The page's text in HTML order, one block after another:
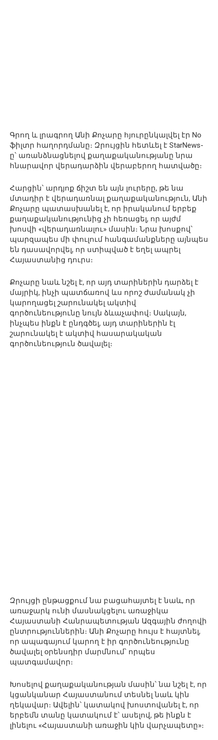
Գրող և լրագրող Անի Քոչարը հյուրընկալվել էր No
ֆիլտր հաղորդմանը։ Զրույցին հետևել է StarNews-
ը՝ առանձնացնելով քաղաքականությանը նրա
հնարավոր վերադարձին վերաբերող հատվածը։
Հարցին՝ արդյոք ճիշտ են այն լուրերը, թե նա
մտադիր է վերադառնալ քաղաքականություն, Անի
Քոչարը պատասխանել է, որ իրականում երբեք
քաղաքականությունից չի հեռացել, որ այժմ
խոսվի «վերադառնալու» մասին։ Նրա խոսքով՝
պարզապես մի փուլում հանգամանքները այնպես
են դասավորվել, որ ստիպված է եղել ապրել
Հայաստանից դուրս։
Քոչարը նաև նշել է, որ այդ տարիներին դարձել է
մայրիկ, ինչի պատճառով ևս որոշ ժամանակ չի
կարողացել շարունակել ակտիվ
գործունեությունը նույն ձևաչափով։ Սակայն,
ինչպես ինքն է ընդգծել, այդ տարիներին էլ
շարունակել է ակտիվ հասարակական
գործունեություն ծավալել։
Զրույցի ընթացքում նա բացահայտել է նաև, որ
առաջարկ ունի մասնակցելու առաջիկա
Հայաստանի Հանրապետության Ազգային ժողովի
ընտրություններին։ Անի Քոչարը հույս է հայտնել,
որ ապագայում կարող է իր գործունեությունը
ծավալել օրենսդիր մարմնում՝ որպես
պատգամավոր։
Խոսելով քաղաքականության մասին՝ նա նշել է, որ
կցանկանար Հայաստանում տեսնել նաև կին
ղեկավար։ Ավելին՝ կատակով խոստովանել է, որ
երբեմն տանը կատակում է՝ ասելով, թե ինքն է
լինելու «Հայաստանի առաջին կին վարչապետը»։